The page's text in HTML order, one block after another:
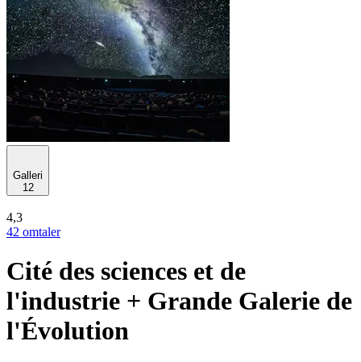
Galleri
12
4,3
42 omtaler
Cité des sciences et de
l'industrie + Grande Galerie de
l'Évolution